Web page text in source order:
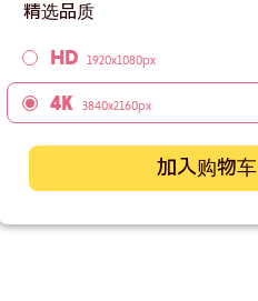
精选品质
HD 1920x1080px
4K 3840x2160px
加入购物车